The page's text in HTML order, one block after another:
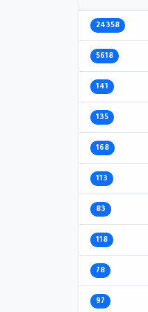
24358
5618
141
135
168
113
83
118
78
97